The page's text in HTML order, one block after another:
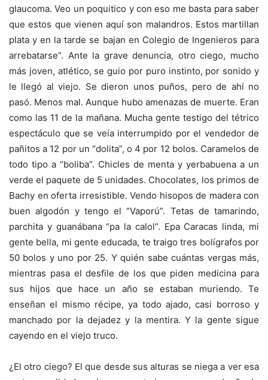
glaucoma. Veo un poquitico y con eso me basta para saber
que estos que vienen aquí son malandros. Estos martillan
plata y en la tarde se bajan en Colegio de Ingenieros para
arrebatarse”. Ante la grave denuncia, otro ciego, mucho
más joven, atlético, se guio por puro instinto, por sonido y
le llegó al viejo. Se dieron unos puños, pero de ahí no
pasó. Menos mal. Aunque hubo amenazas de muerte. Eran
como las 11 de la mañana. Mucha gente testigo del tétrico
espectáculo que se veía interrumpido por el vendedor de
pañitos a 12 por un “dolita”, o 4 por 12 bolos. Caramelos de
todo tipo a “boliba”. Chicles de menta y yerbabuena a un
verde el paquete de 5 unidades. Chocolates, los primos de
Bachy en oferta irresistible. Vendo hisopos de madera con
buen algodón y tengo el “Vaporú”. Tetas de tamarindo,
parchita y guanábana “pa la calol”. Epa Caracas linda, mi
gente bella, mi gente educada, te traigo tres bolígrafos por
50 bolos y uno por 25. Y quién sabe cuántas vergas más,
mientras pasa el desfile de los que piden medicina para
sus hijos que hace un año se estaban muriendo. Te
enseñan el mismo récipe, ya todo ajado, casi borroso y
manchado por la dejadez y la mentira. Y la gente sigue
cayendo en el viejo truco.
¿El otro ciego? El que desde sus alturas se niega a ver esa